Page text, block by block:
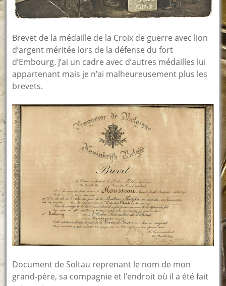
Brevet de la médaille de la Croix de guerre avec lion
d’argent méritée lors de la défense du fort
d’Embourg. J’ai un cadre avec d’autres médailles lui
appartenant mais je n’ai malheureusement plus les
brevets.
Document de Soltau reprenant le nom de mon
grand-père, sa compagnie et l’endroit où il a été fait